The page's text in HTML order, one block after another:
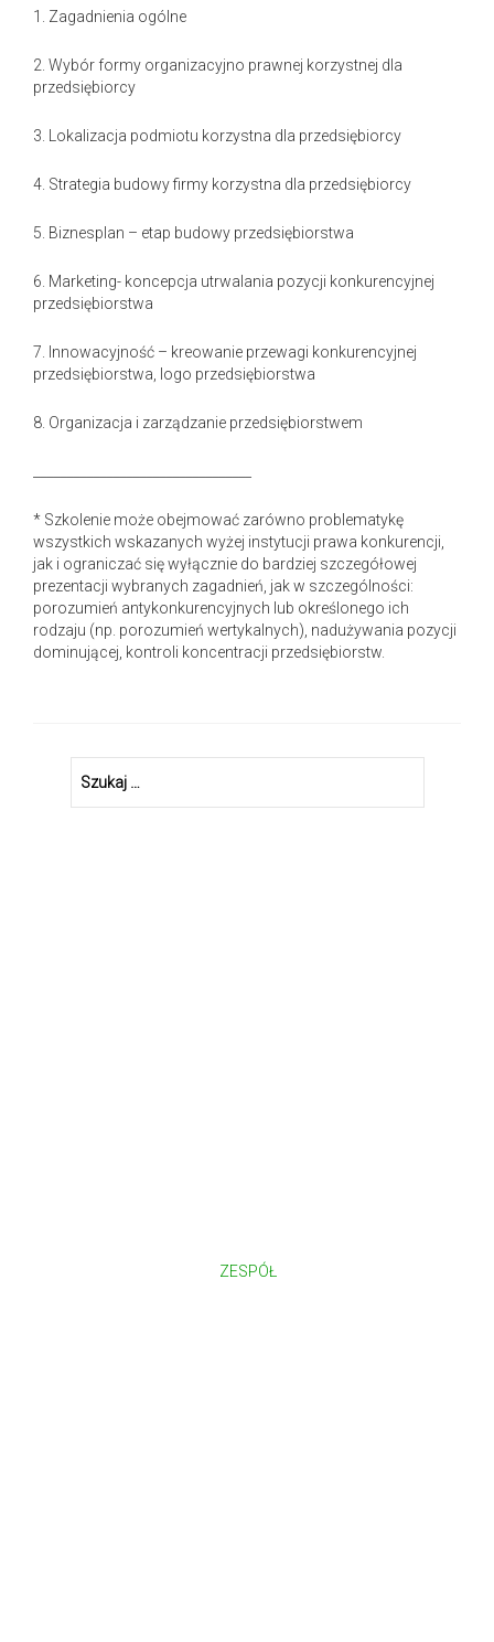
1. Zagadnienia ogólne
2. Wybór formy organizacyjno prawnej korzystnej dla
przedsiębiorcy
3. Lokalizacja podmiotu korzystna dla przedsiębiorcy
4. Strategia budowy firmy korzystna dla przedsiębiorcy
5. Biznesplan – etap budowy przedsiębiorstwa
6. Marketing- koncepcja utrwalania pozycji konkurencyjnej
przedsiębiorstwa
7. Innowacyjność – kreowanie przewagi konkurencyjnej
przedsiębiorstwa, logo przedsiębiorstwa
8. Organizacja i zarządzanie przedsiębiorstwem
* Szkolenie może obejmować zarówno problematykę
wszystkich wskazanych wyżej instytucji prawa konkurencji,
jak i ograniczać się wyłącznie do bardziej szczegółowej
prezentacji wybranych zagadnień, jak w szczególności:
porozumień antykonkurencyjnych lub określonego ich
rodzaju (np. porozumień wertykalnych), nadużywania pozycji
dominującej, kontroli koncentracji przedsiębiorstw.
ZESPÓŁ